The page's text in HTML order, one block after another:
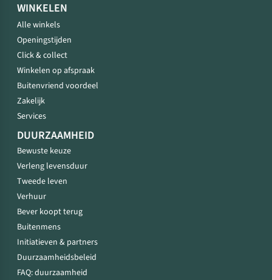
WINKELEN
Alle winkels
Openingstijden
Click & collect
Winkelen op afspraak
Buitenvriend voordeel
Zakelijk
Services
DUURZAAMHEID
Bewuste keuze
Verleng levensduur
Tweede leven
Verhuur
Bever koopt terug
Buitenmens
Initiatieven & partners
Duurzaamheidsbeleid
FAQ: duurzaamheid